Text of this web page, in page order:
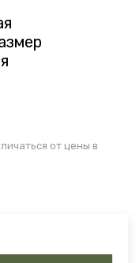
от цены в